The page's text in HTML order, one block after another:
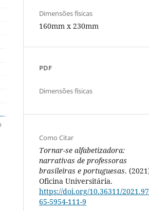
Dimensões físicas
160mm x 230mm
PDF
Dimensões físicas
Como Citar
Tornar-se alfabetizadora:
narrativas de professoras
brasileiras e portuguesas.
Oficina Universitária.
https://doi.org/10.36311/
65-5954-111-9